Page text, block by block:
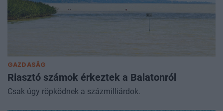
GAZDASÁG
Riasztó számok érkeztek a Balatonról
Csak úgy röpködnek a százmilliárdok.